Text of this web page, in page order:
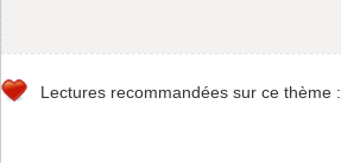
Lectures recommandées sur ce thème :